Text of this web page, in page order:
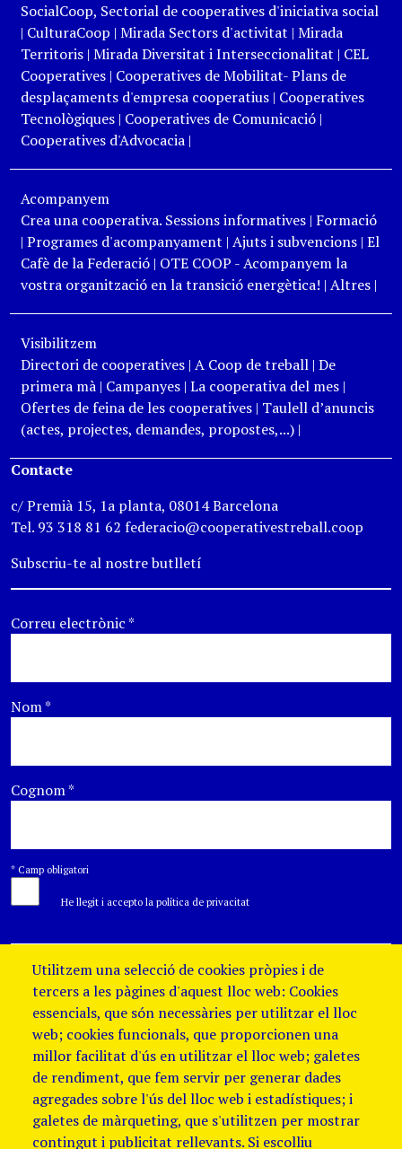
SocialCoop, Sectorial de cooperatives d'iniciativa social
| CulturaCoop | Mirada Sectors d'activitat | Mirada
Territoris| Mirada Diversitat i Interseccionalitat | CEL
Cooperatives| Cooperatives de Mobilitat- Plans de
desplaçaments d'empresa cooperatius| Cooperatives
Tecnològiques| Cooperatives de Comunicació|
Cooperatives d'Advocacia|
Acompanyem
Crea una cooperativa. Sessions informatives| Formació
| Programes d'acompanyament | Ajuts i subvencions| El
Cafè de la Federació| OTE COOP - Acompanyem la
vostra organització en la transició energètica! | Altres|
Visibilitzem
Directori de cooperatives| A Coop de treball| De
primera mà| Campanyes| La cooperativa del mes|
Ofertes de feina de les cooperatives| Taulell d’anuncis
(actes, projectes, demandes, propostes,...)|
Contacte
c/ Premià 15, 1a planta, 08014 Barcelona
Tel. 93 318 81 62 federacio@cooperativestreball.coop
Subscriu-te al nostre butlletí
Correu electrònic*
Nom*
Cognom*
* Camp obligatori
He llegit i accepto la política de privacitat
Utilitzem una selecció de cookies pròpies i de
tercers a les pàgines d'aquest lloc web: Cookies
essencials, que són necessàries per utilitzar el lloc
web; cookies funcionals, que proporcionen una
millor facilitat d'ús en utilitzar el lloc web; galetes
de rendiment, que fem servir per generar dades
agregades sobre l'ús del lloc web i estadístiques; i
galetes de màrqueting, que s'utilitzen per mostrar
contingut i publicitat rellevants. Si escolliu